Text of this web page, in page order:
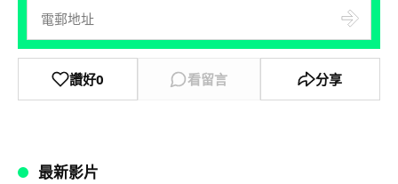
讚好0 看留言 分享
最新影片